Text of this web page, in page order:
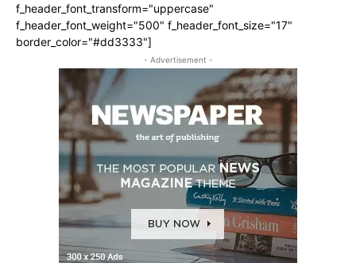
f_header_font_transform="uppercase"
f_header_font_weight="500" f_header_font_size="17"
border_color="#dd3333"]
- Advertisement -